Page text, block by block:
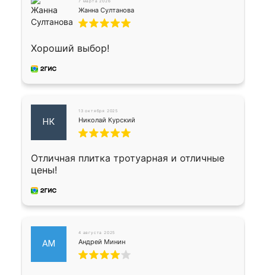
Жанна Султанова
Хороший выбор!
НК
13 октября 2025
Николай Курский
Отличная плитка тротуарная и отличные
цены!
АМ
4 августа 2025
Андрей Минин